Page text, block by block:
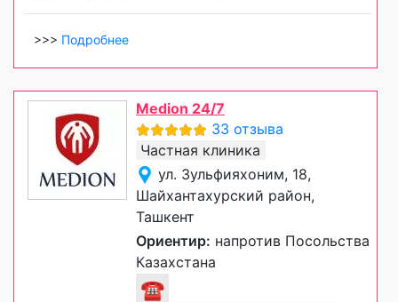
>>> Подробнее
Medion 24/7
33 отзыва
Частная клиника
ул. Зульфияхоним, 18,
Шайхантахурский район,
Ташкент
Ориентир: напротив Посольства
Казахстана
☎